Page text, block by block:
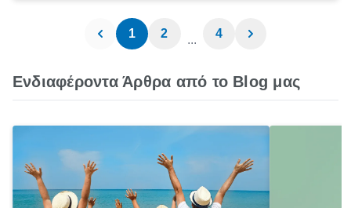
1 2 ... 4
Ενδιαφέροντα Άρθρα από το Blog μας